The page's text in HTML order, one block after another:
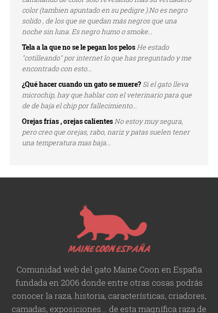
color (tambien apuntado en su pedigre ).No es negro
solido , de los que se quedan más negros que una
noche sin luna. Es negro humo o smoke...
Tela a la que no se le pegan los pelosHe estado
"cotilleando" por internet lo que has preguntado y me
encontrado con esto...
¿Qué hacer cuando un gato se muere? Si el gato lleva
microchip, hay que hablar con el veterinario para que
de de baja el chip por fallecimiento...
Orejas frías , orejas calientesNo estoy muy segura,
pero creo que orejas, rabo, nariz y patas suelen tener
una temperatura mas baja...
Comunidad web del gato Maine Coon en España
fundada en 2006 donde entre otras cosas podrás
conocer la raza, historia,características, criadores,
camadas, exposiciones... de esta magnífica raza de